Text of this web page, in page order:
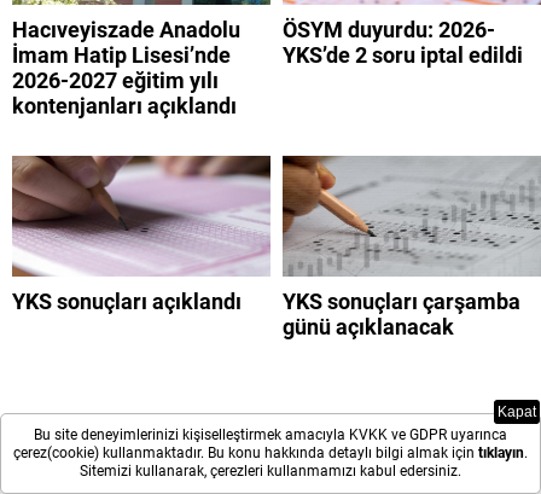
Hacıveyiszade Anadolu
İmam Hatip Lisesi’nde
2026-2027 eğitim yılı
kontenjanları açıklandı
ÖSYM duyurdu: 2026-
YKS’de 2 soru iptal edildi
YKS sonuçları açıklandı
YKS sonuçları çarşamba
günü açıklanacak
Bu site deneyimlerinizi kişiselleştirmek amacıyla KVKK ve GDPR uyarınca
çerez(cookie) kullanmaktadır. Bu konu hakkında detaylı bilgi almak için tıklayın.
Sitemizi kullanarak, çerezleri kullanmamızı kabul edersiniz.
Kapat